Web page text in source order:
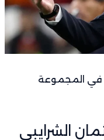
في المجموعة
الشرايبي